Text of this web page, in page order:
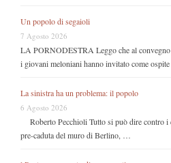
Un popolo di segaioli
7 Agosto 2026
LA PORNODESTRA Leggo che al
i giovani meloniani hanno invitato come
La sinistra ha un problema: il popolo
6 Agosto 2026
Roberto Pecchioli Tutto si può dire contro i
pre-caduta del muro di Berlino, …